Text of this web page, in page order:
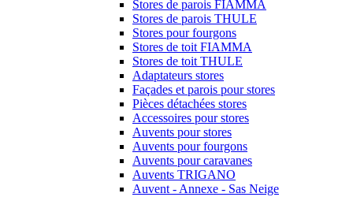
Stores de parois FIAMMA
Stores de parois THULE
Stores pour fourgons
Stores de toit FIAMMA
Stores de toit THULE
Adaptateurs stores
Façades et parois pour stores
Pièces détachées stores
Accessoires pour stores
Auvents pour stores
Auvents pour fourgons
Auvents pour caravanes
Auvents TRIGANO
Auvent - Annexe - Sas Neige